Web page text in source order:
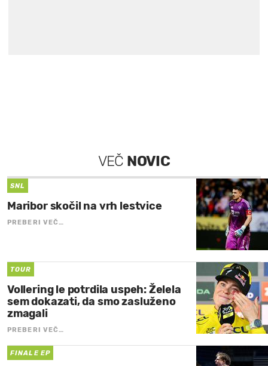
VEČ NOVIC
SNL
Maribor skočil na vrh lestvice
PREBERI VEČ…
TOUR
Vollering le potrdila uspeh: Želela
sem dokazati, da smo zasluženo
zmagali
PREBERI VEČ…
FINALE EP